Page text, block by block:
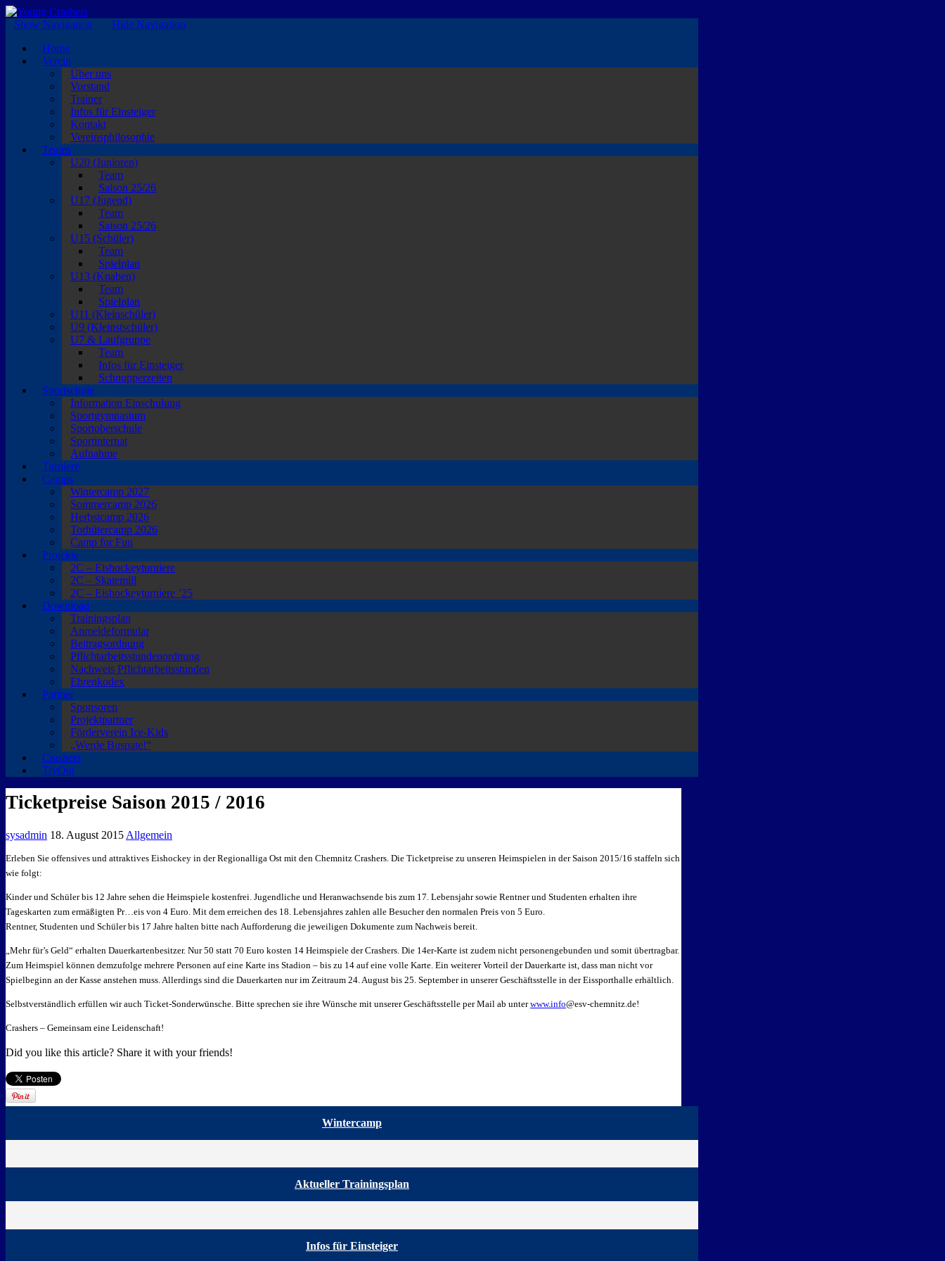
EISKALTE LEIDENSCHAFT
Show Navigation
Hide Navigation
Home
Verein
Über uns
Vorstand
Trainer
Infos für Einsteiger
Kontakt
Vereinsphilosophie
Teams
U20 (Junioren)
Team
Saison 25/26
U17 (Jugend)
Team
Saison 25/26
U15 (Schüler)
Team
Spielplan
U13 (Knaben)
Team
Spielplan
U11 (Kleinschüler)
U9 (Kleinstschüler)
U7 & Laufgruppe
Team
Infos für Einsteiger
Schnupperzeiten
Sportschule
Information Einschulung
Sportgymnasium
Sportoberschule
Sportinternat
Aufnahme
Turniere
Camps
Wintercamp 2027
Sommercamp 2026
Herbstcamp 2026
Torhütercamp 2026
Camp for Fun
Projekte
2C – Eishockeyturniere
2C – Skatemill
2C – Eishockeyturniere ’25
Download
Trainingsplan
Anmeldeformular
Beitragsordnung
Pflichtarbeitsstundenordnung
Nachweis Pflichtarbeitsstunden
Ehrenkodex
Partner
Sponsoren
Projektpartner
Förderverein Ice-Kids
„Werde Buspate!“
Crashers
TryOut
Ticketpreise Saison 2015 / 2016
sysadmin 18. August 2015 Allgemein
Erleben Sie offensives und attraktives Eishockey in der Regionalliga Ost mit den Chemnitz Crashers. Die Ticketpreise zu unseren Heimspielen in der Saison 2015/16 staffeln sich
wie folgt:
Kinder und Schüler bis 12 Jahre sehen die Heimspiele kostenfrei. Jugendliche und Heranwachsende bis zum 17. Lebensjahr sowie Rentner und Studenten erhalten ihre
Tageskarten zum ermäßigten Pr…eis von 4 Euro. Mit dem erreichen des 18. Lebensjahres zahlen alle Besucher den normalen Preis von 5 Euro.
Rentner, Studenten und Schüler bis 17 Jahre halten bitte nach Aufforderung die jeweiligen Dokumente zum Nachweis bereit.
„Mehr für’s Geld“ erhalten Dauerkartenbesitzer. Nur 50 statt 70 Euro kosten 14 Heimspiele der Crashers. Die 14er-Karte ist zudem nicht personengebunden und somit übertragbar.
Zum Heimspiel können demzufolge mehrere Personen auf eine Karte ins Stadion – bis zu 14 auf eine volle Karte. Ein weiterer Vorteil der Dauerkarte ist, dass man nicht vor
Spielbeginn an der Kasse anstehen muss. Allerdings sind die Dauerkarten nur im Zeitraum 24. August bis 25. September in unserer Geschäftsstelle in der Eissporthalle erhältlich.
Selbstverständlich erfüllen wir auch Ticket-Sonderwünsche. Bitte sprechen sie ihre Wünsche mit unserer Geschäftsstelle per Mail ab unterwww.info@esv-chemnitz.de!
Crashers – Gemeinsam eine Leidenschaft!
Did you like this article? Share it with your friends!
Wintercamp
Aktueller Trainingsplan
Infos für Einsteiger